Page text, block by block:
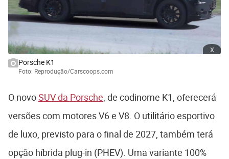
x
Porsche K1
Foto: Reprodução/Carscoops.com
O novoSUV da Porsche, de codinome K1, oferecerá
versões com motores V6 e V8. O utilitário esportivo
de luxo, previsto para o final de 2027, também terá
opção híbrida plug-in (PHEV). Uma variante 100%